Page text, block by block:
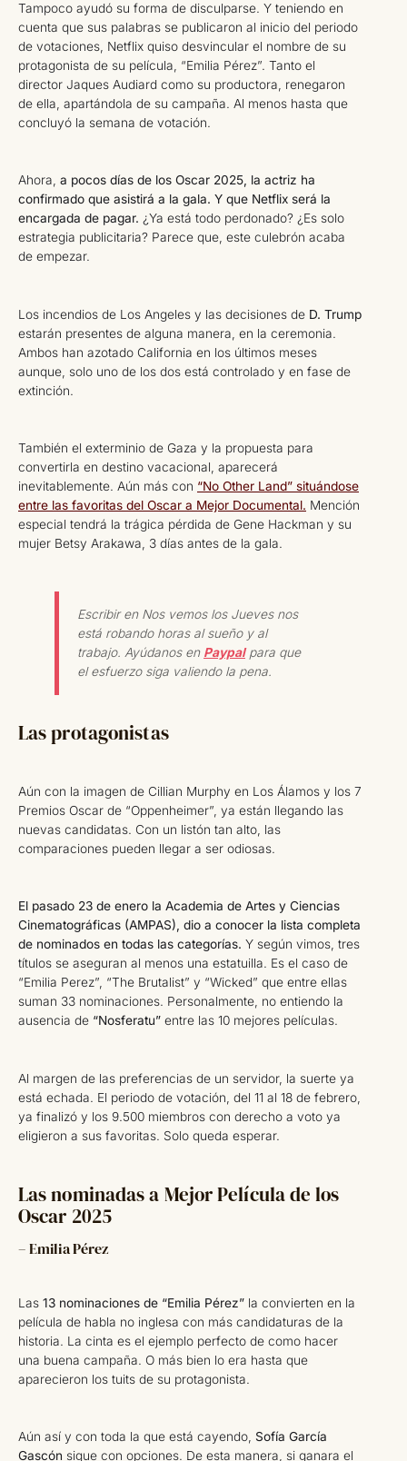
Tampoco ayudó su forma de disculparse. Y teniendo en
cuenta que sus palabras se publicaron al inicio del periodo
de votaciones, Netflix quiso desvincular el nombre de su
protagonista de su película, “Emilia Pérez”. Tanto el
director Jaques Audiard como su productora, renegaron
de ella, apartándola de su campaña. Al menos hasta que
concluyó la semana de votación.
Ahora, a pocos días de los Oscar 2025, la actriz ha
confirmado que asistirá a la gala. Y que Netflix será la
encargada de pagar. ¿Ya está todo perdonado? ¿Es solo
estrategia publicitaria? Parece que, este culebrón acaba
de empezar.
Los incendios de Los Angeles y las decisiones de D. Trump
estarán presentes de alguna manera, en la ceremonia.
Ambos han azotado California en los últimos meses
aunque, solo uno de los dos está controlado y en fase de
extinción.
También el exterminio de Gaza y la propuesta para
convertirla en destino vacacional, aparecerá
inevitablemente. Aún más con “No Other Land” situándose
entre las favoritas del Oscar a Mejor Documental. Mención
especial tendrá la trágica pérdida de Gene Hackman y su
mujer Betsy Arakawa, 3 días antes de la gala.
Escribir en Nos vemos los Jueves nos
está robando horas al sueño y al
trabajo. Ayúdanos en Paypalpara que
el esfuerzo siga valiendo la pena.
Las protagonistas
Aún con la imagen de Cillian Murphy en Los Álamos y los 7
Premios Oscar de “Oppenheimer”, ya están llegando las
nuevas candidatas. Con un listón tan alto, las
comparaciones pueden llegar a ser odiosas.
El pasado 23 de enero la Academia de Artes y Ciencias
Cinematográficas (AMPAS), dio a conocer la lista completa
de nominados en todas las categorías. Y según vimos, tres
títulos se aseguran al menos una estatuilla. Es el caso de
“Emilia Perez”, “The Brutalist” y “Wicked” que entre ellas
suman 33 nominaciones. Personalmente, no entiendo la
ausencia de “Nosferatu” entre las 10 mejores películas.
Al margen de las preferencias de un servidor, la suerte ya
está echada. El periodo de votación, del 11 al 18 de febrero,
ya finalizó y los 9.500 miembros con derecho a voto ya
eligieron a sus favoritas. Solo queda esperar.
Las nominadas a Mejor Película de los
Oscar 2025
– Emilia Pérez
Las 13 nominaciones de “Emilia Pérez” la convierten en la
película de habla no inglesa con más candidaturas de la
historia. La cinta es el ejemplo perfecto de como hacer
una buena campaña. O más bien lo era hasta que
aparecieron los tuits de su protagonista.
Aún así y con toda la que está cayendo, Sofía García
Gascón sigue con opciones. De esta manera, si ganara el